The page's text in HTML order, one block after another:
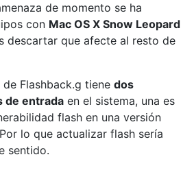
de momento se ha
con Mac OS X Snow Leopard
descartar que afecte al resto de
Flashback.g tiene dos
de entrada en el sistema, una es
flash en una versión
lo que actualizar flash sería
sentido.